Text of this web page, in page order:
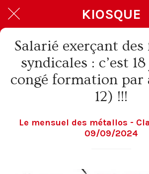
KIOSQUE
Salarié exerçant
syndicales : c’est
congé formation par
12) !!!
Le mensuel des métallos -
09/09/2024